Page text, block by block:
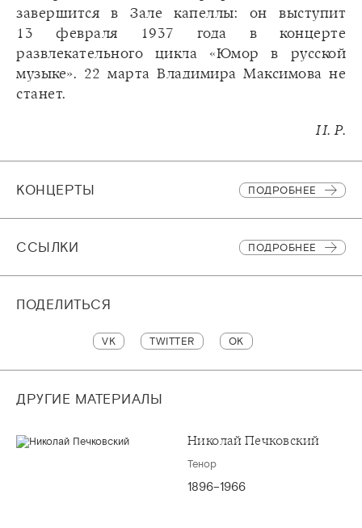
завершится в Зале капеллы: он выступит
13 февраля 1937 года в концерте
развлекательного цикла «Юмор в русской
музыке». 22 марта Владимира Максимова не
станет.
И. Р.
КОНЦЕРТЫ ПОДРОБНЕЕ
CСЫЛКИ ПОДРОБНЕЕ
ПОДЕЛИТЬСЯ
VK TWITTER OK
ДРУГИЕ МАТЕРИАЛЫ
Николай Печковский
Тенор
1896–1966